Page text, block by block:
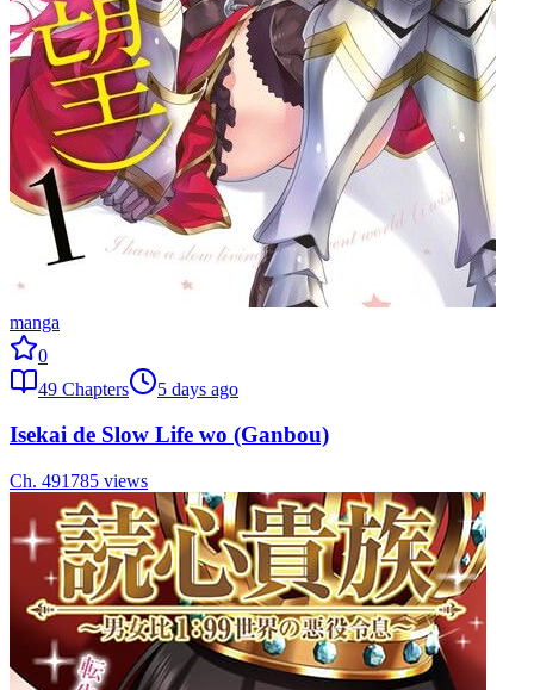
manga
0
49 Chapters 5 days ago
Isekai de Slow Life wo (Ganbou)
Ch. 491785 views